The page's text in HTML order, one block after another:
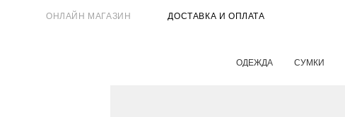
ОНЛАЙН МАГАЗИН ДОСТАВКА И ОПЛАТА
ОДЕЖДА СУМКИ